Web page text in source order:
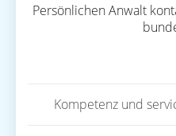
Persönlichen Anwalt
Kompetenz und